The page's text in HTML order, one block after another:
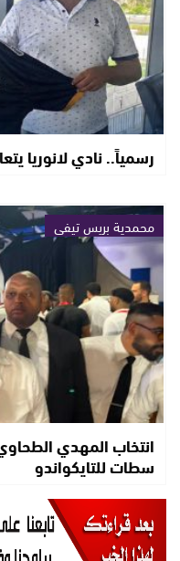
رسمياً.. نادي لانوريا
محمدية بريس تيفي
انتخاب المهدي
سطات للتايكواندو